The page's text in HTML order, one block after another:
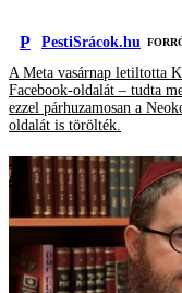
P PestiSrácok.hu
A Meta vasárnap letiltotta
Facebook-oldalát – tudta
ezzel párhuzamosan a
oldalát is törölték.